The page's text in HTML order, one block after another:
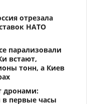
отрезала
НАТО
парализовали
встают,
тонн, а Киев
дронами:
первые часы